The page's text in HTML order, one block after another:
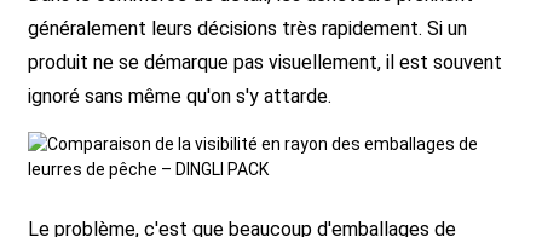
généralement leurs décisions très rapidement. Si un
produit ne se démarque pas visuellement, il est souvent
ignoré sans même qu'on s'y attarde.
Le problème, c'est que beaucoup d'emballages de